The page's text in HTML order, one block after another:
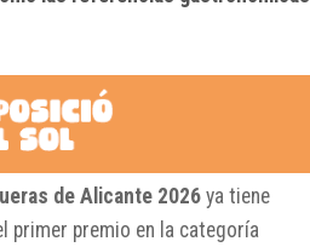
de Alicante 2026 ya tiene
primer premio en la categoría